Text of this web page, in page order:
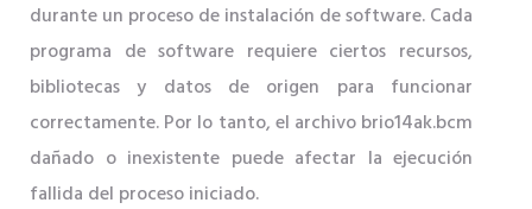
durante un proceso de instalación de software. Cada
programa de software requiere ciertos recursos,
bibliotecas y datos de origen para funcionar
correctamente. Por lo tanto, el archivo brio14ak.bcm
dañado o inexistente puede afectar la ejecución
fallida del proceso iniciado.